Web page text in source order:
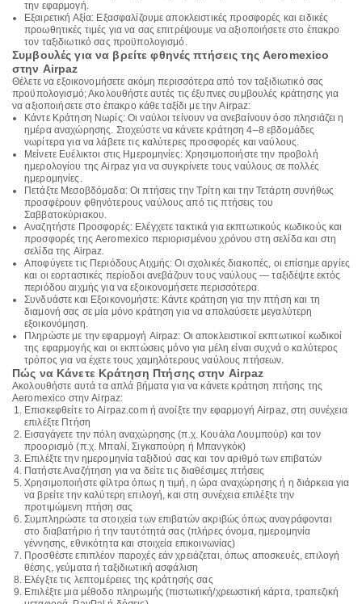
την εφαρμογή.
Εξαιρετική Αξία: Εξασφαλίζουμε αποκλειστικές προσφορές και ειδικές
προωθητικές τιμές για να σας επιτρέψουμε να αξιοποιήσετε στο έπακρο
τον ταξιδιωτικό σας προϋπολογισμό.
Συμβουλές για να βρείτε φθηνές πτήσεις της Aeromexico
στην Airpaz
Θέλετε να εξοικονομήσετε ακόμη περισσότερα από τον ταξιδιωτικό σας
προϋπολογισμό; Ακολουθήστε αυτές τις έξυπνες συμβουλές κράτησης για
να αξιοποιήσετε στο έπακρο κάθε ταξίδι με την Airpaz:
Κάντε Κράτηση Νωρίς: Οι ναύλοι τείνουν να ανεβαίνουν όσο πλησιάζει η
ημέρα αναχώρησης. Στοχεύστε να κάνετε κράτηση 4–8 εβδομάδες
νωρίτερα για να λάβετε τις καλύτερες προσφορές και ναύλους.
Μείνετε Ευέλικτοι στις Ημερομηνίες: Χρησιμοποιήστε την προβολή
ημερολογίου της Airpaz για να συγκρίνετε τους ναύλους σε πολλές
ημερομηνίες.
Πετάξτε Μεσοβδόμαδα: Οι πτήσεις την Τρίτη και την Τετάρτη συνήθως
προσφέρουν φθηνότερους ναύλους από τις πτήσεις του
Σαββατοκύριακου.
Αναζητήστε Προσφορές: Ελέγχετε τακτικά για εκπτωτικούς κωδικούς και
προσφορές της Aeromexico περιορισμένου χρόνου στη σελίδα και στη
σελίδα της Airpaz.
Αποφύγετε τις Περιόδους Αιχμής: Οι σχολικές διακοπές, οι επίσημε αργίες
και οι εορταστικές περίοδοι ανεβάζουν τους ναύλους — ταξιδέψτε εκτός
περιόδου αιχμής για να εξοικονομήσετε περισσότερα.
Συνδυάστε και Εξοικονομήστε: Κάντε κράτηση για την πτήση και τη
διαμονή σας σε μία μόνο κράτηση για να απολαύσετε μεγαλύτερη
εξοικονόμηση.
Πληρώστε με την εφαρμογή Airpaz: Οι αποκλειστικοί εκπτωτικοί κωδικοί
της εφαρμογής και οι εκπτώσεις μόνο για μέλη είναι συχνά ο καλύτερος
τρόπος για να έχετε τους χαμηλότερους ναύλους πτήσεων.
Πώς να Κάνετε Κράτηση Πτήσης στην Airpaz
Ακολουθήστε αυτά τα απλά βήματα για να κάνετε κράτηση πτήσης της
Aeromexico στην Airpaz:
Επισκεφθείτε το Airpaz.com ή ανοίξτε την εφαρμογή Airpaz, στη συνέχεια
επιλέξτε Πτήση
Εισαγάγετε την πόλη αναχώρησης (π.χ. Κουάλα Λουμπούρ) και τον
προορισμό (π.χ. Μπαλί, Σιγκαπούρη ή Μπανγκόκ)
Επιλέξτε την ημερομηνία ταξιδιού σας και τον αριθμό των επιβατών
Πατήστε Αναζήτηση για να δείτε τις διαθέσιμες πτήσεις
Χρησιμοποιήστε φίλτρα όπως η τιμή, η ώρα αναχώρησης ή η διάρκεια για
να βρείτε την καλύτερη επιλογή, και στη συνέχεια επιλέξτε την
προτιμώμενη πτήση σας
Συμπληρώστε τα στοιχεία των επιβατών ακριβώς όπως αναγράφονται
στο διαβατήριο ή την ταυτότητά σας (πλήρες όνομα, ημερομηνία
γέννησης, εθνικότητα και στοιχεία επικοινωνίας)
Προσθέστε επιπλέον παροχές εάν χρειάζεται, όπως αποσκευές, επιλογή
θέσης, γεύματα ή ταξιδιωτική ασφάλιση
Ελέγξτε τις λεπτομέρειες της κράτησής σας
Επιλέξτε μια μέθοδο πληρωμής (πιστωτική/χρεωστική κάρτα, τραπεζική